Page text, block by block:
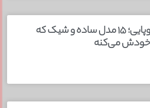
لباس عروس اروپایی؛ ۱۵ مدل ساده و شیک که
می‌کنه